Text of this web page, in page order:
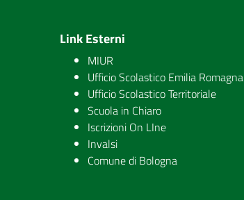
Link Esterni
MIUR
Ufficio Scolastico Emilia Romagna
Ufficio Scolastico Territoriale
Scuola in Chiaro
Iscrizioni On LIne
Invalsi
Comune di Bologna